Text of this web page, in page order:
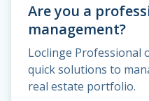
Are you a
management?
Loclinge Professional
quick solutions to
real estate portfolio.